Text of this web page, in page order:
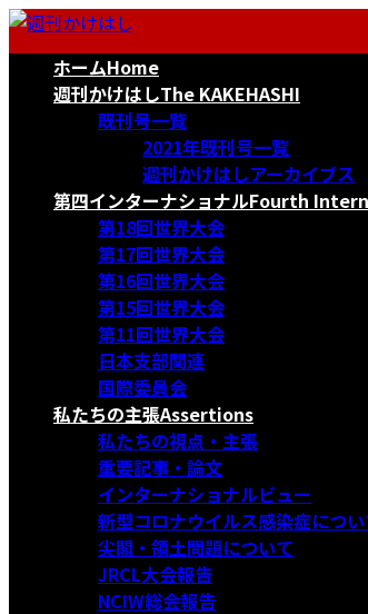
コ
ナ
ホームHome
週刊かけはしThe KAKEHASHI
既刊号一覧
2021年既刊号一覧
週刊かけはしアーカイブス
第四インターナショナルFourth
第18回世界大会
第17回世界大会
第16回世界大会
第15回世界大会
第11回世界大会
日本支部関連
国際委員会
私たちの主張Assertions
私たちの視点・主張
重要記事・論文
インターナショナルビュー
新型コロナウイルス感染症につ
尖閣・領土問題について
JRCL大会報告
NCIW総会報告